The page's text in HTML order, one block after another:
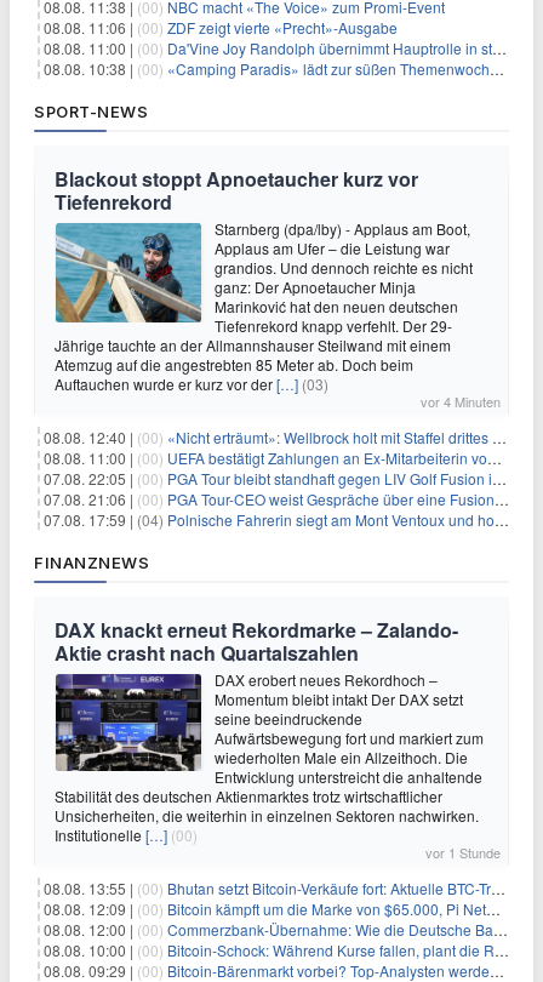
08.08. 11:38 | (00) NBC macht «The Voice» zum Promi-Event
08.08. 11:06 | (00) ZDF zeigt vierte «Precht»-Ausgabe
08.08. 11:00 | (00) Da'Vine Joy Randolph übernimmt Hauptrolle in starbesetzter schwarzer Komödie
08.08. 10:38 | (00) «Camping Paradis» lädt zur süßen Themenwoche ein
SPORT-NEWS
Blackout stoppt Apnoetaucher kurz vor
Tiefenrekord
Starnberg (dpa/lby) - Applaus am Boot,
Applaus am Ufer – die Leistung war
grandios. Und dennoch reichte es nicht
ganz: Der Apnoetaucher Minja
Marinković hat den neuen deutschen
Tiefenrekord knapp verfehlt. Der 29-
Jährige tauchte an der Allmannshauser Steilwand mit einem
Atemzug auf die angestrebten 85 Meter ab. Doch beim
Auftauchen wurde er kurz vor der[…] (03)
vor 4 Minuten
08.08. 12:40 | (00) «Nicht erträumt»: Wellbrock holt mit Staffel drittes EM-Gold
08.08. 11:00 | (00) UEFA bestätigt Zahlungen an Ex-Mitarbeiterin von Infantino
07.08. 22:05 | (00) PGA Tour bleibt standhaft gegen LIV Golf Fusion in einem sich wandelnden Sportumfeld
07.08. 21:06 | (00) PGA Tour-CEO weist Gespräche über eine Fusion mit LIV Golf zurück und bekräftigt die Wettbewerbslandschaft
07.08. 17:59 | (04) Polnische Fahrerin siegt am Mont Ventoux und holt Tour-Gelb
FINANZNEWS
DAX knackt erneut Rekordmarke – Zalando-
Aktie crasht nach Quartalszahlen
DAX erobert neues Rekordhoch –
Momentum bleibt intakt Der DAX setzt
seine beeindruckende
Aufwärtsbewegung fort und markiert zum
wiederholten Male ein Allzeithoch. Die
Entwicklung unterstreicht die anhaltende
Stabilität des deutschen Aktienmarktes trotz wirtschaftlicher
Unsicherheiten, die weiterhin in einzelnen Sektoren nachwirken.
Institutionelle […] (00)
vor 1 Stunde
08.08. 13:55 | (00) Bhutan setzt Bitcoin-Verkäufe fort: Aktuelle BTC-Transaktionen
08.08. 12:09 | (00) Bitcoin kämpft um die Marke von $65.000, Pi Network gewinnt an Unterstützung
08.08. 12:00 | (00) Commerzbank-Übernahme: Wie die Deutsche Bank im Schatten zum großen Gewinner wird
08.08. 10:00 | (00) Bitcoin-Schock: Während Kurse fallen, plant die Regierung die Steuer-Bombe
08.08. 09:29 | (00) Bitcoin-Bärenmarkt vorbei? Top-Analysten werden optimistisch, aber die Geschichte sagt etwas anderes